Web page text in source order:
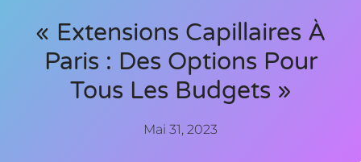
« Extensions Capillaires À
Paris : Des Options Pour
Tous Les Budgets »
Mai 31, 2023